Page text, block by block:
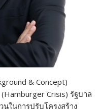
& Concept)
Crisis) รัฐบาล
ในการปรับโครงสร้าง